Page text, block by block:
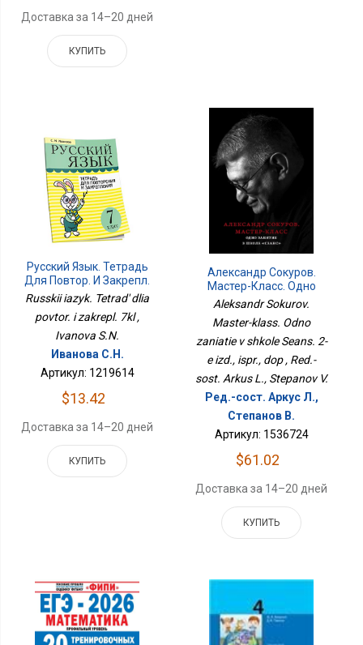
Доставка за 14–20 дней
КУПИТЬ
Русский Язык. Тетрадь
Для Повтор. И Закрепл.
7кл
Russkii iazyk. Tetrad' dlia
povtor. i zakrepl. 7kl ,
Ivanova S.N.
Иванова С.Н.
Артикул: 1219614
$13.42
Доставка за 14–20 дней
КУПИТЬ
Александр Сокуров.
Мастер-Класс. Одно
Занятие В Школе Сеанс.
2-Е Изд., Испр., Доп
Aleksandr Sokurov.
Master-klass. Odno
zaniatie v shkole Seans. 2-
e izd., ispr., dop , Red.-
sost. Arkus L., Stepanov V.
Ред.-сост. Аркус Л.,
Степанов В.
Артикул: 1536724
$61.02
Доставка за 14–20 дней
КУПИТЬ